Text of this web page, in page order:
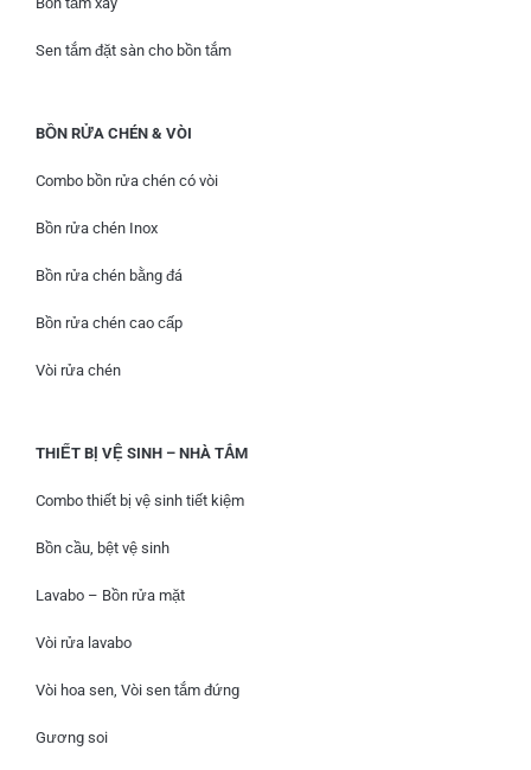
Sen tắm đặt sàn cho bồn tắm
BỒN RỬA CHÉN & VÒI
Combo bồn rửa chén có vòi
Bồn rửa chén Inox
Bồn rửa chén bằng đá
Bồn rửa chén cao cấp
Vòi rửa chén
THIẾT BỊ VỆ SINH – NHÀ TẮM
Combo thiết bị vệ sinh tiết kiệm
Bồn cầu, bệt vệ sinh
Lavabo – Bồn rửa mặt
Vòi rửa lavabo
Vòi hoa sen, Vòi sen tắm đứng
Gương soi